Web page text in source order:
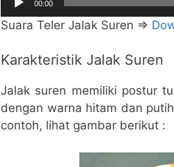
Audio
00:00
Suara Teler Jalak Suren =>
Karakteristik Jalak Suren
Jalak suren memiliki postur
dengan warna hitam dan
contoh, lihat gambar berikut :